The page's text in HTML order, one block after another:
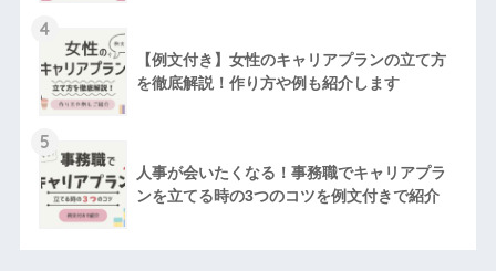
4
【例文付き】女性のキャリアプランの立て方
を徹底解説！作り方や例も紹介します
5
人事が会いたくなる！事務職でキャリアプラ
ンを立てる時の3つのコツを例文付きで紹介